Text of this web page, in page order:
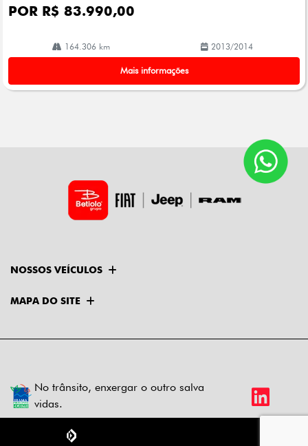
POR R$ 83.990,00
164.306 km 2013/2014
Mais informações
NOSSOS VEÍCULOS
MAPA DO SITE
No trânsito, enxergar o outro salva
vidas.